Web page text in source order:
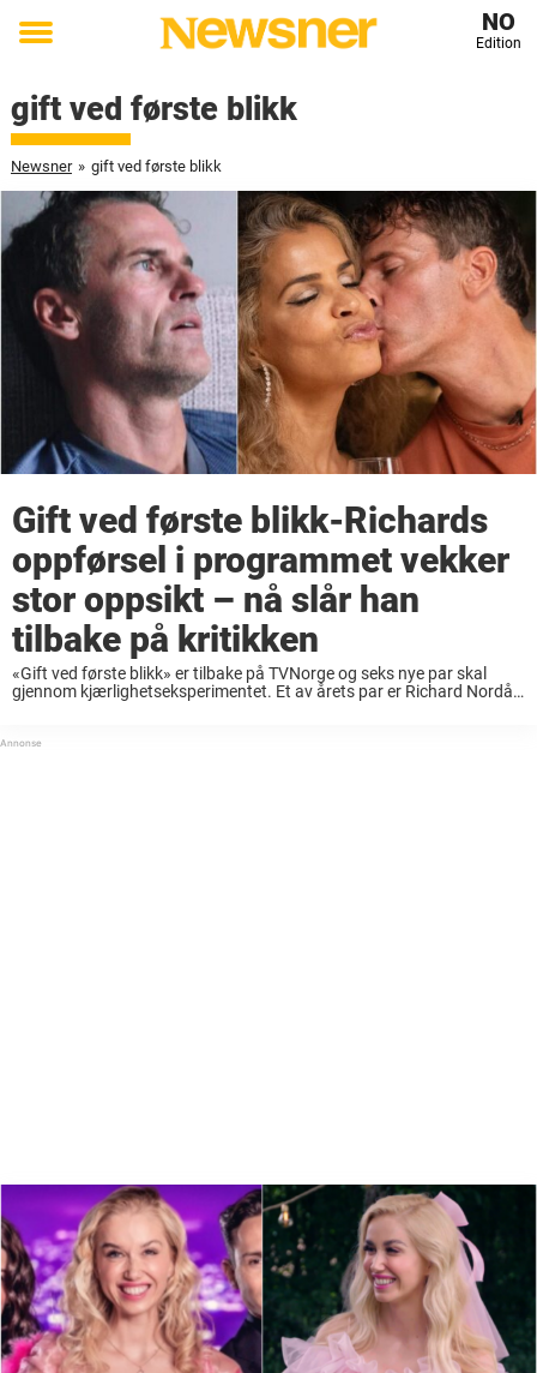
Toggle
NO
Edition
gift ved første blikk
Newsner » gift ved første blikk
Gift ved første blikk-Richards
oppførsel i programmet vekker
stor oppsikt – nå slår han
tilbake på kritikken
«Gift ved første blikk» er tilbake på TVNorge og seks nye par skal
gjennom kjærlighetseksperimentet. Et av årets par er Richard Nordås